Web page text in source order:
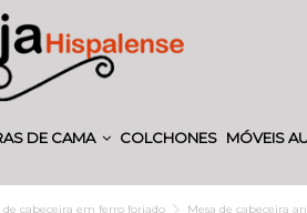
DE CAMA COLCHONES MÓVEIS
de cabeceira em ferro forjado Mesa de cabeceira